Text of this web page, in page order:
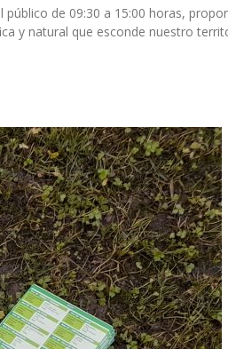
público de 09:30 a 15:00 horas,
y natural que esconde nuestro